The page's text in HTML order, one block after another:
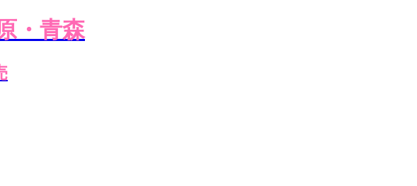
・青森